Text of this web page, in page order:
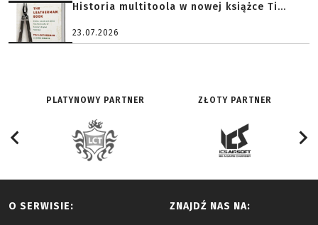
Historia multitoola w nowej książce Ti...
23.07.2026
PLATYNOWY PARTNER ZŁOTY PARTNER
O SERWISIE: ZNAJDŹ NAS NA: